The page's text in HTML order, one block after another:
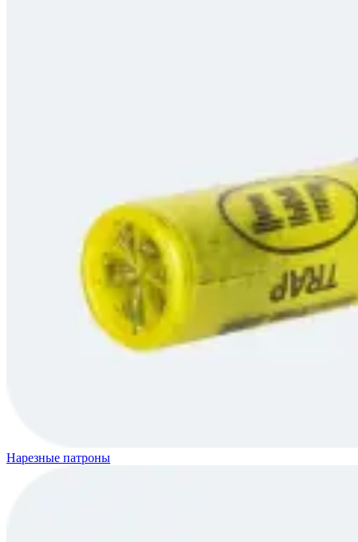
Нарезные патроны